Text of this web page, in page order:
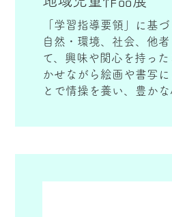
「学習指導要領」に基
自然・環境、社会、他
て、興味や関心を持っ
かせながら絵画や書写
とで情操を養い、豊か
姶良・伊佐地域の小学
しています。